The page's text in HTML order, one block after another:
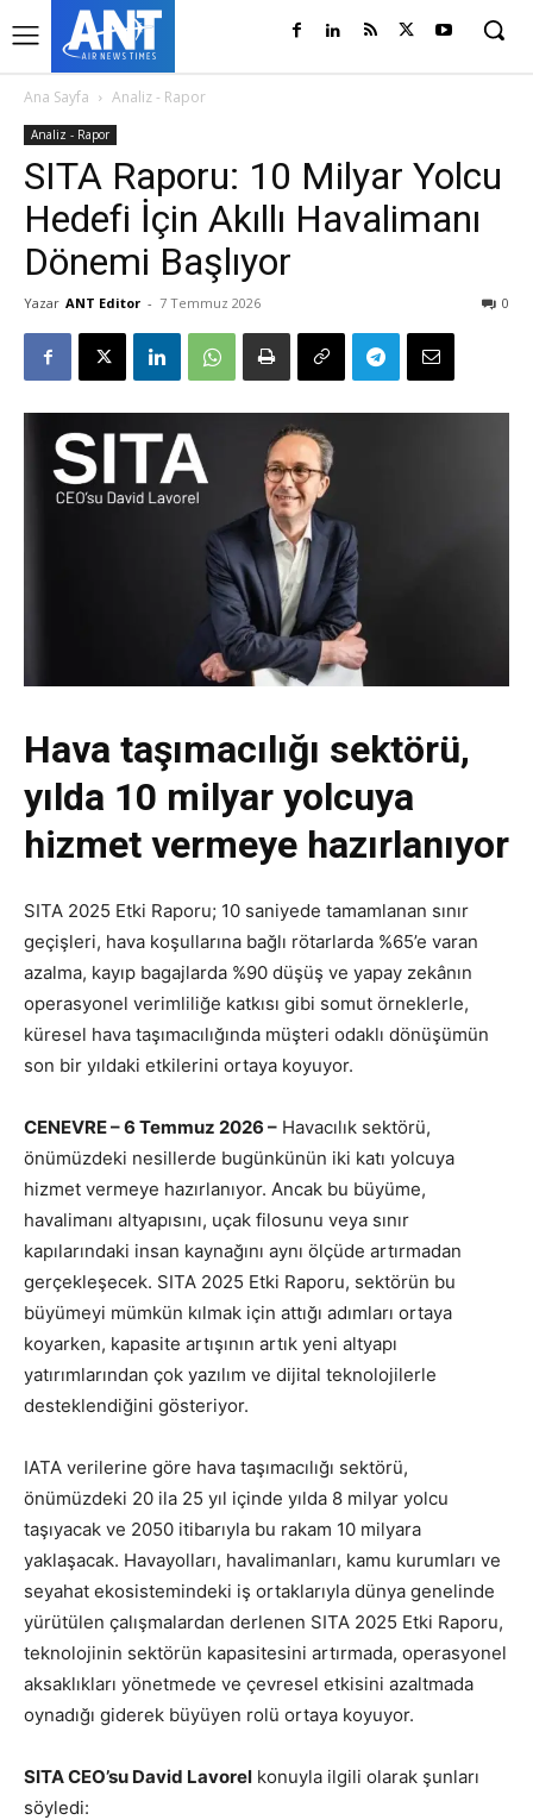
Ana Sayfa Analiz - Rapor
Analiz - Rapor
SITA Raporu: 10 Milyar Yolcu
Hedefi İçin Akıllı Havalimanı
Dönemi Başlıyor
Yazar ANT Editor - 7 Temmuz 2026 0
Hava taşımacılığı sektörü,
yılda 10 milyar yolcuya
hizmet vermeye hazırlanıyor
SITA 2025 Etki Raporu; 10 saniyede tamamlanan sınır
geçişleri, hava koşullarına bağlı rötarlarda %65’e varan
azalma, kayıp bagajlarda %90 düşüş ve yapay zekânın
operasyonel verimliliğe katkısı gibi somut örneklerle,
küresel hava taşımacılığında müşteri odaklı dönüşümün
son bir yıldaki etkilerini ortaya koyuyor.
CENEVRE – 6 Temmuz 2026 – Havacılık sektörü,
önümüzdeki nesillerde bugünkünün iki katı yolcuya
hizmet vermeye hazırlanıyor. Ancak bu büyüme,
havalimanı altyapısını, uçak filosunu veya sınır
kapılarındaki insan kaynağını aynı ölçüde artırmadan
gerçekleşecek. SITA 2025 Etki Raporu, sektörün bu
büyümeyi mümkün kılmak için attığı adımları ortaya
koyarken, kapasite artışının artık yeni altyapı
yatırımlarından çok yazılım ve dijital teknolojilerle
desteklendiğini gösteriyor.
IATA verilerine göre hava taşımacılığı sektörü,
önümüzdeki 20 ila 25 yıl içinde yılda 8 milyar yolcu
taşıyacak ve 2050 itibarıyla bu rakam 10 milyara
yaklaşacak. Havayolları, havalimanları, kamu kurumları ve
seyahat ekosistemindeki iş ortaklarıyla dünya genelinde
yürütülen çalışmalardan derlenen SITA 2025 Etki Raporu,
teknolojinin sektörün kapasitesini artırmada, operasyonel
aksaklıkları yönetmede ve çevresel etkisini azaltmada
oynadığı giderek büyüyen rolü ortaya koyuyor.
SITA CEO’su David Lavorel konuyla ilgili olarak şunları
söyledi: